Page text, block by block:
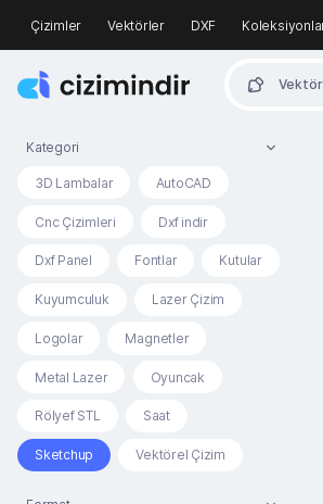
Çizimler Vektörler DXF
Kategori
3D Lambalar AutoCAD
Cnc Çizimleri Dxf indir
Dxf Panel Fontlar Kutular
Kuyumculuk Lazer Çizim
Logolar Magnetler
Metal Lazer Oyuncak
Rölyef STL Saat
Sketchup Vektörel Çizim